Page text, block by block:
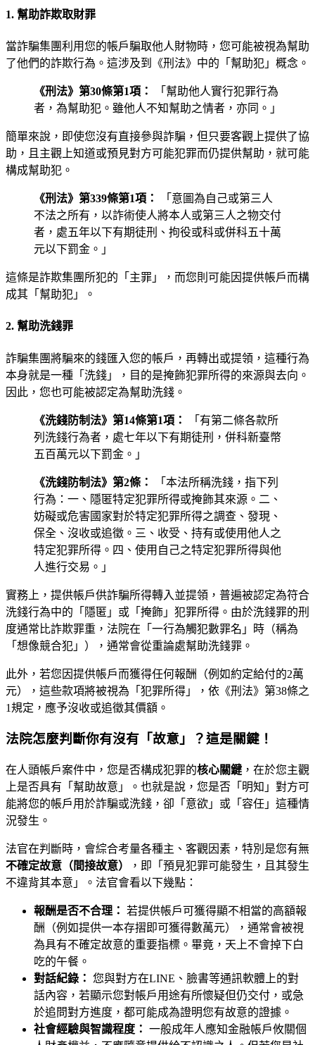
1. 幫助詐欺取財罪
當詐騙集團利用您的帳戶騙取他人財物時，您可能被視為幫助
了他們的詐欺行為。這涉及到《刑法》中的「幫助犯」概念。
《刑法》第30條第1項：
「幫助他人實行犯罪行為
者，為幫助犯。雖他人不知幫助之情者，亦同。」
簡單來說，即使您沒有直接參與詐騙，但只要客觀上提供了協
助，且主觀上知道或預見對方可能犯罪而仍提供幫助，就可能
構成幫助犯。
《刑法》第339條第1項：
「意圖為自己或第三人
不法之所有，以詐術使人將本人或第三人之物交付
者，處五年以下有期徒刑、拘役或科或併科五十萬
元以下罰金。」
這條是詐欺集團所犯的「主罪」，而您則可能因提供帳戶而構
成其「幫助犯」。
2. 幫助洗錢罪
詐騙集團將騙來的錢匯入您的帳戶，再轉出或提領，這種行為
本身就是一種「洗錢」，目的是掩飾犯罪所得的來源與去向。
因此，您也可能被認定為幫助洗錢。
《洗錢防制法》第14條第1項：
「有第二條各款所
列洗錢行為者，處七年以下有期徒刑，併科新臺幣
五百萬元以下罰金。」
《洗錢防制法》第2條：
「本法所稱洗錢，指下列
行為：一、隱匿特定犯罪所得或掩飾其來源。二、
妨礙或危害國家對於特定犯罪所得之調查、發現、
保全、沒收或追徵。三、收受、持有或使用他人之
特定犯罪所得。四、使用自己之特定犯罪所得與他
人進行交易。」
實務上，提供帳戶供詐騙所得轉入並提領，普遍被認定為符合
洗錢行為中的「隱匿」或「掩飾」犯罪所得。由於洗錢罪的刑
度通常比詐欺罪重，法院在「一行為觸犯數罪名」時（稱為
「想像競合犯」），通常會從重論處幫助洗錢罪。
此外，若您因提供帳戶而獲得任何報酬（例如約定給付的2萬
元），這些款項將被視為「犯罪所得」，依《刑法》第38條之
1規定，應予沒收或追徵其價額。
法院怎麼判斷你有沒有「故意」？這是關鍵！
在人頭帳戶案件中，您是否構成犯罪的核心關鍵 ，在於您主觀
上是否具有「幫助故意」。也就是說，您是否「明知」對方可
能將您的帳戶用於詐騙或洗錢，卻「意欲」或「容任」這種情
況發生。
法官在判斷時，會綜合考量各種主、客觀因素，特別是您有無
不確定故意（間接故意）
，即「預見犯罪可能發生，且其發生
不違背其本意」。法官會看以下幾點：
報酬是否不合理： 若提供帳戶可獲得顯不相當的高額報
酬（例如提供一本存摺即可獲得數萬元），通常會被視
為具有不確定故意的重要指標。畢竟，天上不會掉下白
吃的午餐。
對話紀錄： 您與對方在LINE、臉書等通訊軟體上的對
話內容，若顯示您對帳戶用途有所懷疑但仍交付，或急
於追問對方進度，都可能成為證明您有故意的證據。
社會經驗與智識程度： 一般成年人應知金融帳戶攸關個